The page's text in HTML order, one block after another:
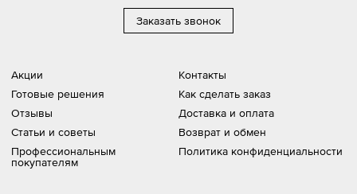
Акции
Готовые решения
Отзывы
Статьи и советы
Профессиональным
покупателям
Контакты
Как сделать заказ
Доставка и оплата
Возврат и обмен
Политика конфиденциальности
Заказать звонок